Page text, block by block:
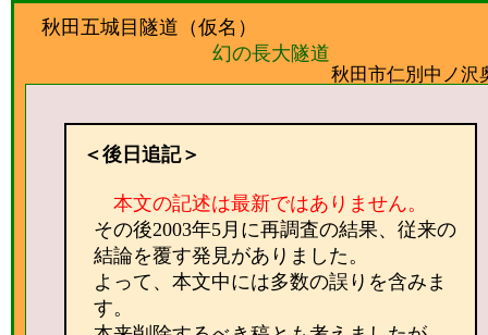
秋田五城目隧道（仮名）
幻の長大隧道
秋田市仁別中ノ沢
＜後日追記＞
本文の記述は最新ではありません。
その後2003年5月に再調査の結果、従来の
結論を覆す発見がありました。
よって、本文中には多数の誤りを含みま
す。